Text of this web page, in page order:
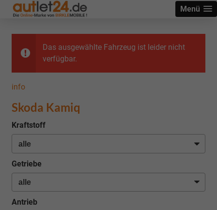
Menü
Das ausgewählte Fahrzeug ist leider nicht
verfügbar.
info
Skoda Kamiq
Kraftstoff
Getriebe
Antrieb